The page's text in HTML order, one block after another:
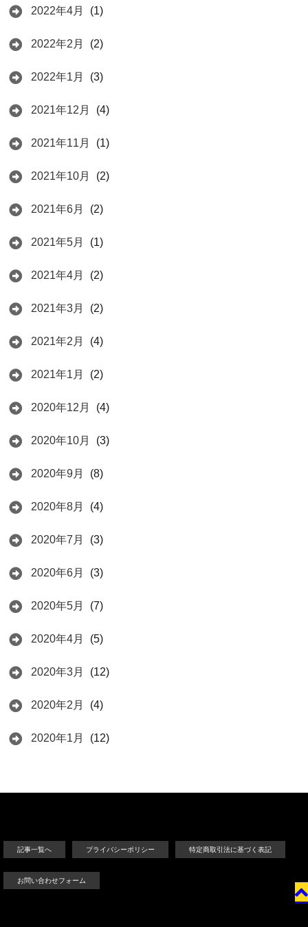
2022年4月 (1)
2022年2月 (2)
2022年1月 (3)
2021年12月 (4)
2021年11月 (1)
2021年10月 (2)
2021年6月 (2)
2021年5月 (1)
2021年4月 (2)
2021年3月 (2)
2021年2月 (4)
2021年1月 (2)
2020年12月 (4)
2020年10月 (3)
2020年9月 (8)
2020年8月 (4)
2020年7月 (3)
2020年6月 (3)
2020年5月 (7)
2020年4月 (5)
2020年3月 (12)
2020年2月 (4)
2020年1月 (12)
記事一覧へ プライバシーポリシー 特定商取引法に基づく表記
お問い合わせフォーム